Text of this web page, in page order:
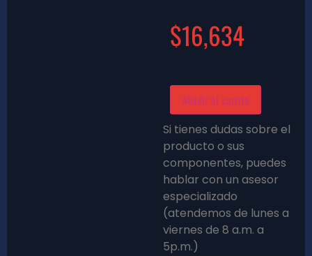
$16,634
Añadir al carrito
Si tienes dudas sobre el
producto o sus
componentes, puedes
hablar con un asesor
especializado
(atendemos de lunes a
viernes de 8 a.m. a
5p.m.)